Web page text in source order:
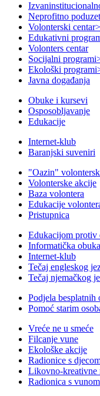
Neprofitno
Volonterski centar>
Edukativni
Volonters centar
Socijalni programi
Ekološki programi
Javna događanja
Obuke i kursevi
Osposobljavanje
Edukacije
Internet-klub
Baranjski suveniri
"Oazin"
Volonterske akcije
Baza volontera
Edukacije
Pristupnica
Edukacijom protiv
Informatička obuka
Internet-klub
Tečaj engleskog
Tečaj njemačkog
Podjela besplatnih
Pomoć starim
Vreće ne u smeće
Filcanje vune
Ekološke akcije
Radionice s
Likovno-kreativne
Radionica s vunom